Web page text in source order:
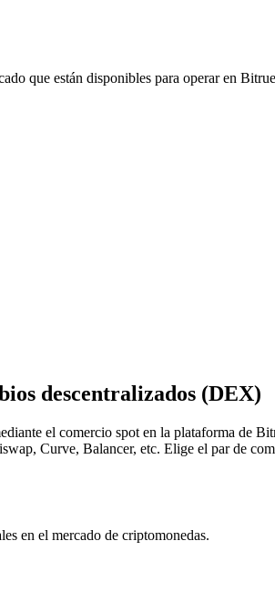
que están disponibles para operar en
descentralizados (DEX)
el comercio spot en la plataforma de
Curve, Balancer, etc. Elige el par de
en el mercado de criptomonedas.